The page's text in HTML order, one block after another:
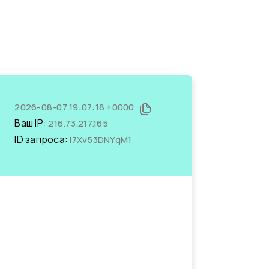
2026-08-07 19:07:18 +0000
Ваш IP:216.73.217.165
ID запроса:I7Xv53DNYqM1